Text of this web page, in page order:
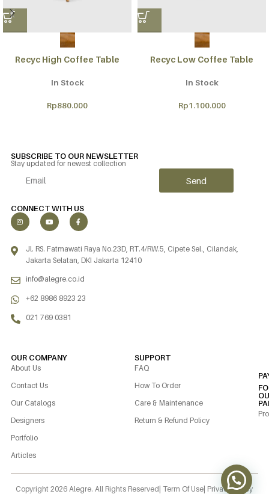
Recyc High Coffee Table
In Stock
Rp880.000
Recyc Low Coffee Table
In Stock
Rp1.100.000
SUBSCRIBE TO OUR NEWSLETTER
Stay updated for newest collection
Send
CONNECT WITH US
Jl. RS. Fatmawati Raya No.23D, RT.4/RW.5, Cipete Sel., Cilandak,
Jakarta Selatan, DKI Jakarta 12410
info@alegre.co.id
+62 8986 8923 23
021 769 0381
OUR COMPANY
About Us
Contact Us
Our Catalogs
Designers
Portfolio
Articles
SUPPORT
FAQ
How To Order
Care & Maintenance
Return & Refund Policy
Copyright 2026 Alegre. All Rights Reserved | Term Of Use | Privacy Policy